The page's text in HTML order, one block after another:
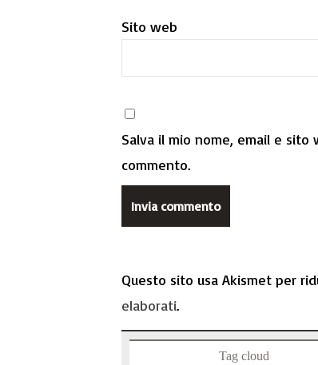
Sito web
Salva il mio nome, email e
commento.
Questo sito usa Akismet per
elaborati.
Tag cloud